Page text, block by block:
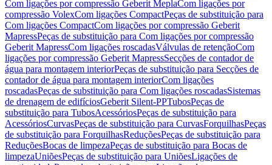
Com ligações por compressão Geberit MeplaCom ligações por
compressão VolexCom ligações CompactPeças de substituição para
Com ligações CompactCom ligações por compressão Geberit
MapressPeças de substituição para Com ligações por compressão
Geberit MapressCom ligações roscadasVálvulas de retençãoCom
ligações por compressão Geberit MapressSecções de contador de
água para montagem interiorPeças de substituição para Secções de
contador de água para montagem interiorCom ligações
roscadasPeças de substituição para Com ligações roscadasSistemas
de drenagem de edifíciosGeberit Silent-PPTubosPeças de
substituição para TubosAcessóriosPeças de substituição para
AcessóriosCurvasPeças de substituição para CurvasForquilhasPeças
de substituição para ForquilhasReduçõesPeças de substituição para
ReduçõesBocas de limpezaPeças de substituição para Bocas de
limpezaUniõesPeças de substituição para UniõesLigações de